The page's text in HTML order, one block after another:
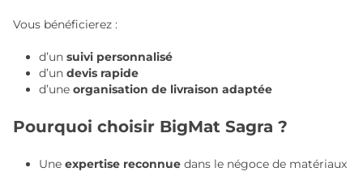
Vous bénéficierez :
d’un suivi personnalisé
d’un devis rapide
d’une organisation de livraison adaptée
Pourquoi choisir BigMat Sagra ?
Une expertise reconnue dans le négoce de matériaux